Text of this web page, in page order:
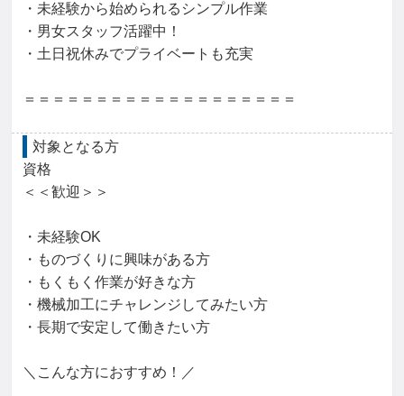
・未経験から始められるシンプル作業
・男女スタッフ活躍中！
・土日祝休みでプライベートも充実
＝＝＝＝＝＝＝＝＝＝＝＝＝＝＝＝＝＝＝
対象となる方
資格
＜＜歓迎＞＞
・未経験OK
・ものづくりに興味がある方
・もくもく作業が好きな方
・機械加工にチャレンジしてみたい方
・長期で安定して働きたい方
＼こんな方におすすめ！／